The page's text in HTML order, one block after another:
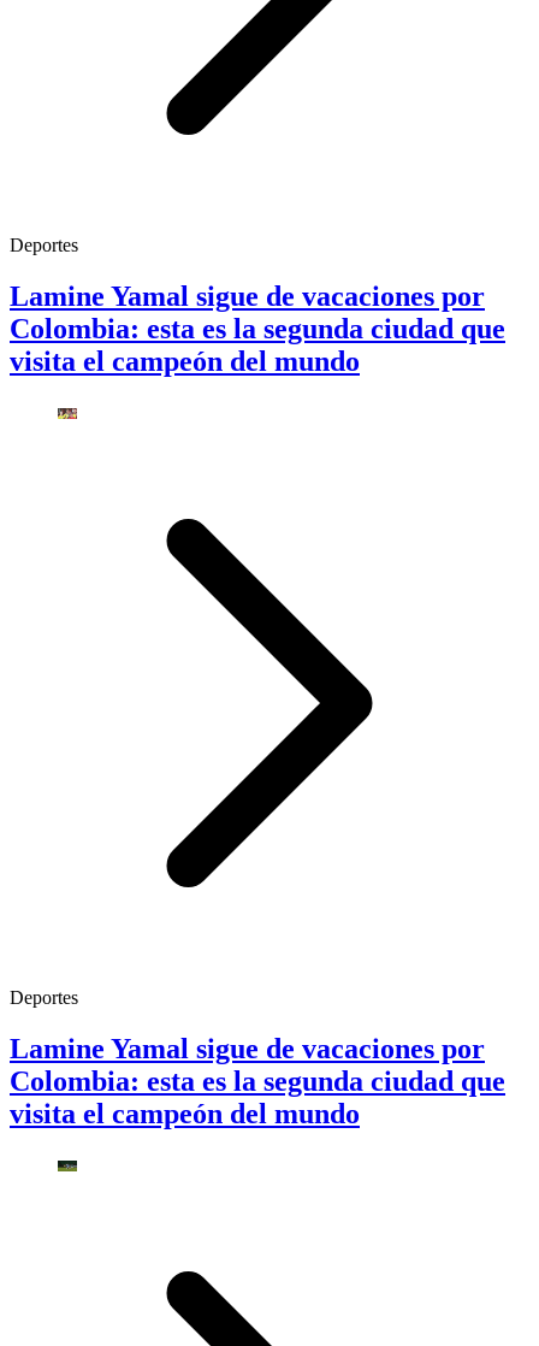
Deportes
Lamine Yamal sigue de vacaciones por
Colombia: esta es la segunda ciudad que
visita el campeón del mundo
Deportes
Lamine Yamal sigue de vacaciones por
Colombia: esta es la segunda ciudad que
visita el campeón del mundo